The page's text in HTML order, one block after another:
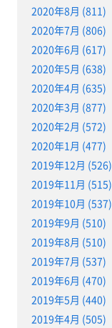
2020年8月 (811)
2020年7月 (806)
2020年6月 (617)
2020年5月 (638)
2020年4月 (635)
2020年3月 (877)
2020年2月 (572)
2020年1月 (477)
2019年12月 (526)
2019年11月 (515)
2019年10月 (537)
2019年9月 (510)
2019年8月 (510)
2019年7月 (537)
2019年6月 (470)
2019年5月 (440)
2019年4月 (505)